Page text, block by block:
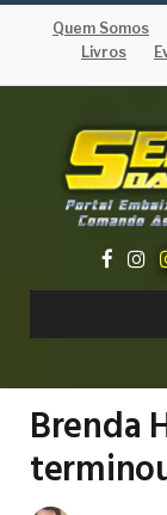
Quem Somos
Livros
Brenda